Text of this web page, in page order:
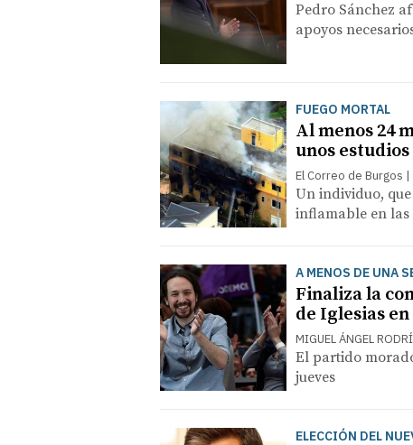
Pedro Sánchez
apoyos
FUEGO MORTAL
Al menos 24
unos
El Correo de Burgos |
Un individuo,
inflamable en
A MENOS DE UNA
Finaliza la
de Iglesias
MIGUEL ÁNGEL
El partido
jueves
ELECCIÓN DEL